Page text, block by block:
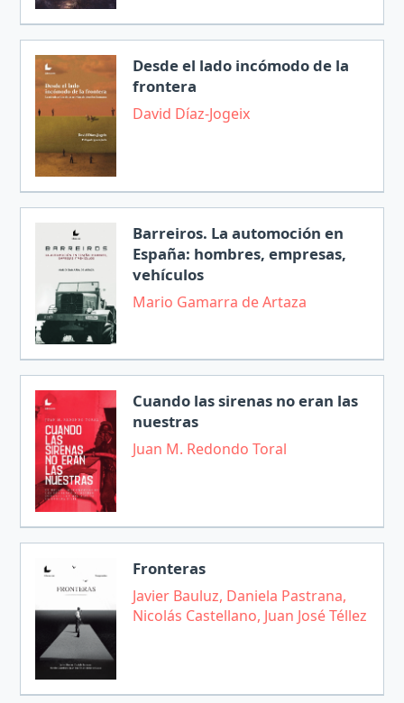
Desde el lado incómodo de la
frontera
David Díaz-Jogeix
Barreiros. La automoción en
España: hombres, empresas,
vehículos
Mario Gamarra de Artaza
Cuando las sirenas no eran las
nuestras
Juan M. Redondo Toral
Fronteras
Javier Bauluz, Daniela Pastrana,
Nicolás Castellano, Juan José Téllez